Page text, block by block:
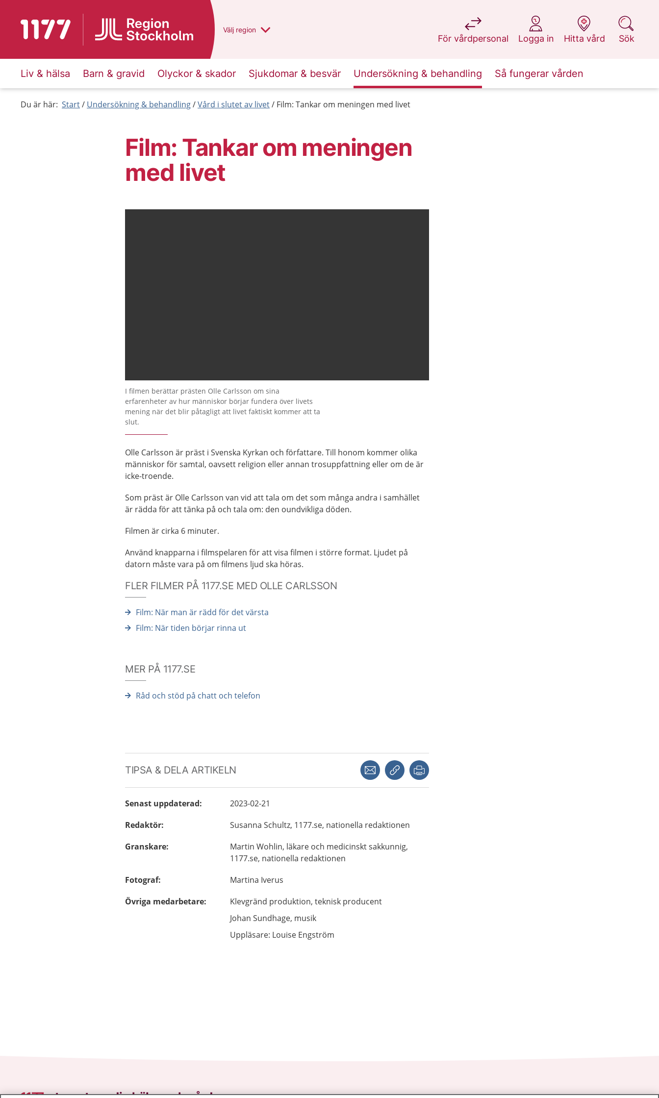
Till startsidan för 1177 Du har valt region
Välj en annan
region
För vårdpersonal
på 1177.se
Logga in
på 1177.se
Hitta vård
på 1177.se
Sök
på 1177.se
Liv & hälsa Barn & gravid Olyckor & skador Sjukdomar & besvär Undersökning & behandling Så fungerar vården
Du är här: Start Undersökning & behandling Vård i slutet av livet Film: Tankar om meningen med livet
Film: Tankar om meningen
med livet
I filmen berättar prästen Olle Carlsson om sina
erfarenheter av hur människor börjar fundera över livets
mening när det blir påtagligt att livet faktiskt kommer att ta
slut.
Olle Carlsson är präst i Svenska Kyrkan och författare. Till honom kommer olika
människor för samtal, oavsett religion eller annan trosuppfattning eller om de är
icke-troende.
Som präst är Olle Carlsson van vid att tala om det som många andra i samhället
är rädda för att tänka på och tala om: den oundvikliga döden.
Filmen är cirka 6 minuter.
Använd knapparna i filmspelaren för att visa filmen i större format. Ljudet på
datorn måste vara på om filmens ljud ska höras.
FLER FILMER PÅ 1177.SE MED OLLE CARLSSON
Film: När man är rädd för det värsta
Film: När tiden börjar rinna ut
MER PÅ 1177.SE
Råd och stöd på chatt och telefon
TIPSA & DELA ARTIKELN Dela via mejlKopiera länk
Senast uppdaterad:
2023-02-21
Redaktör: Susanna Schultz, 1177.se, nationella redaktionen
Granskare: Martin Wohlin, läkare och medicinskt sakkunnig,
1177.se, nationella redaktionen
Fotograf: Martina Iverus
Övriga medarbetare: Klevgränd produktion, teknisk producent
Johan Sundhage, musik
Uppläsare: Louise Engström